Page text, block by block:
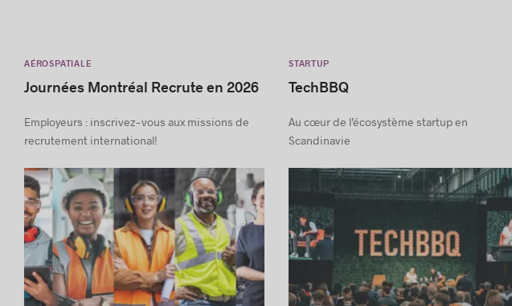
AÉROSPATIALE
Journées Montréal Recrute en 2026
Employeurs : inscrivez-vous aux missions de
recrutement international!
STARTUP
TechBBQ
Au cœur de l’écosystème startup en
Scandinavie